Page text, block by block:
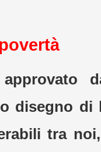
disegno di
tra